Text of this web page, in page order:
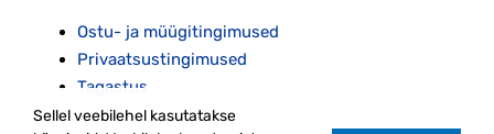
Ostu- ja müügitingimused
Privaatsustingimused
Tagastus
Sellel veebilehel kasutatakse